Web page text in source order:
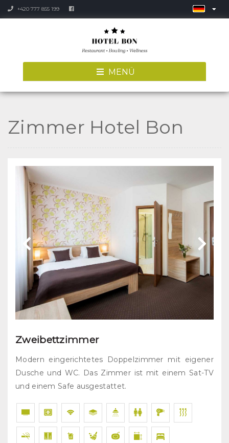
+420 777 855 199
MENÜ
Zimmer Hotel Bon
Zweibettzimmer
Modern eingerichtetes Doppelzimmer mit eigener
Dusche und WC. Das Zimmer ist mit einem Sat-TV
und einem Safe ausgestattet.